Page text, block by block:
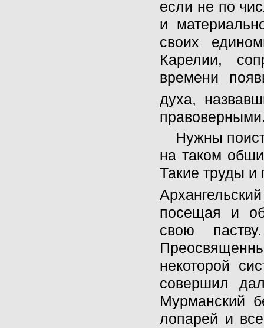
если не по
и
своих
Карелии,
времени
духа,
Нужны
на таком
Такие труды и
посещая и
свою
некоторой
совершил
Мурманский
лопарей и